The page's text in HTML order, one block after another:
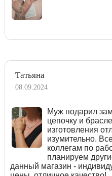
Татьяна
08.09.2024
Муж подарил
цепочку и
изготовления
изумительно.
коллегам по
планируем
данный магазин -